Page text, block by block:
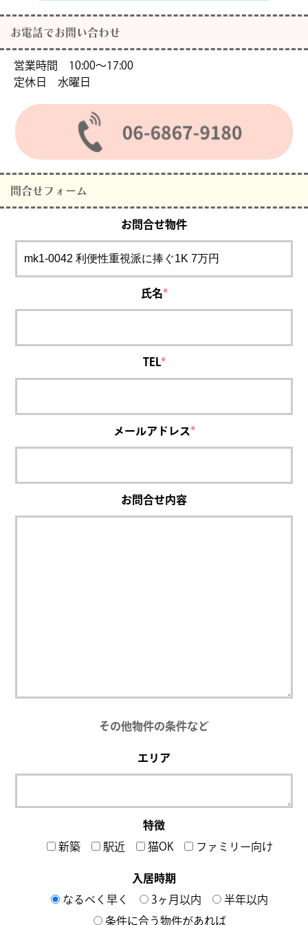
お電話でお問い合わせ
営業時間 10:00〜17:00
定休日 水曜日
問合せフォーム
お問合せ物件
氏名*
TEL *
メールアドレス*
お問合せ内容
その他物件の条件など
エリア
特徴
新築
駅近 猫OK ファミリー向け
入居時期
なるべく早く
3ヶ月以内
半年以内
条件に合う物件があれば